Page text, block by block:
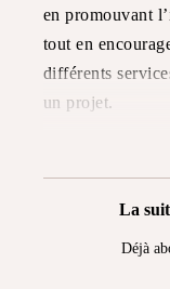
en promouvant
tout en
différents
un projet.
La
Déjà